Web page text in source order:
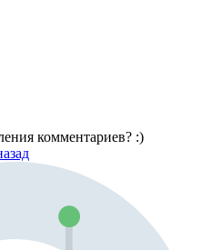
комментариев? :)